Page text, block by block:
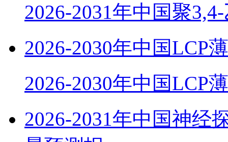
2026-2031年中国聚
2026-2030年中国LCP
2026-2030年中国LCP
2026-2031年中国神经